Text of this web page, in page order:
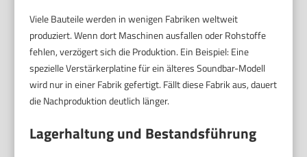
Viele Bauteile werden in wenigen Fabriken weltweit
produziert. Wenn dort Maschinen ausfallen oder Rohstoffe
fehlen, verzögert sich die Produktion. Ein Beispiel: Eine
spezielle Verstärkerplatine für ein älteres Soundbar-Modell
wird nur in einer Fabrik gefertigt. Fällt diese Fabrik aus, dauert
die Nachproduktion deutlich länger.
Lagerhaltung und Bestandsführung